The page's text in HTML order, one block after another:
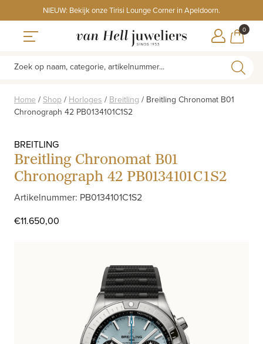
to
content
NIEUW: Bekijk onze Tirisi Lounge Corner in Apeldoorn.
0
Zoek op naam, categorie, artikelnummer...
Home / Shop / Horloges / Breitling / Breitling Chronomat B01
Chronograph 42 PB0134101C1S2
BREITLING
Breitling Chronomat B01
Chronograph 42 PB0134101C1S2
Artikelnummer: PB0134101C1S2
€11.650,00